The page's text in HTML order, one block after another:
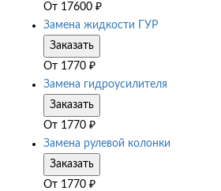
От 17600 ₽
Замена жидкости ГУР
Заказать
От 1770 ₽
Замена гидроусилителя
Заказать
От 1770 ₽
Замена рулевой колонки
Заказать
От 1770 ₽